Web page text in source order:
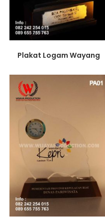
Plakat Logam Wayang